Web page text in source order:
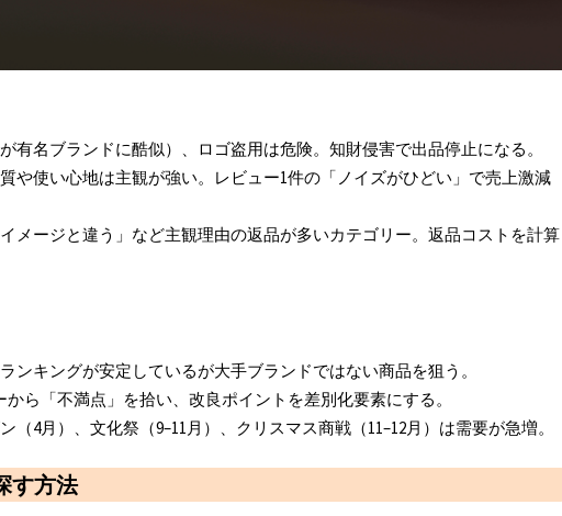
有名ブランドに酷似）、ロゴ盗用は危険。知財侵害で出品停止になる。
や使い心地は主観が強い。レビュー1件の「ノイズがひどい」で売上激減
メージと違う」など主観理由の返品が多いカテゴリー。返品コストを計算
ンキングが安定しているが大手ブランドではない商品を狙う。
から「不満点」を拾い、改良ポイントを差別化要素にする。
（4月）、文化祭（9–11月）、クリスマス商戦（11–12月）は需要が急増。
す方法